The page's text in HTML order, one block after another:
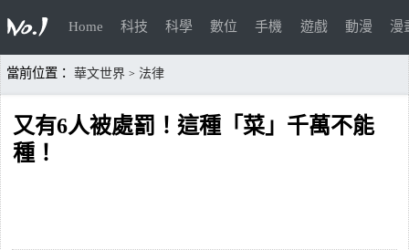
Home 科技 科學 數位 手機 遊戲 動漫 漫
當前位置： 華文世界 > 法律
又有6人被處罰！這種「菜」千萬不能
種！